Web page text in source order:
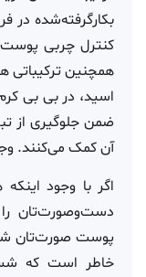
بکارگرفته‌شده در
کنترل چربی
همچنین ترکیباتی
اسید، در بی بی
ضمن جلوگیری از
آن کمک می‌کنند.
اگر با وجود
دست‌وصورت‌تان
پوست صورت‌تان
خاطر است که